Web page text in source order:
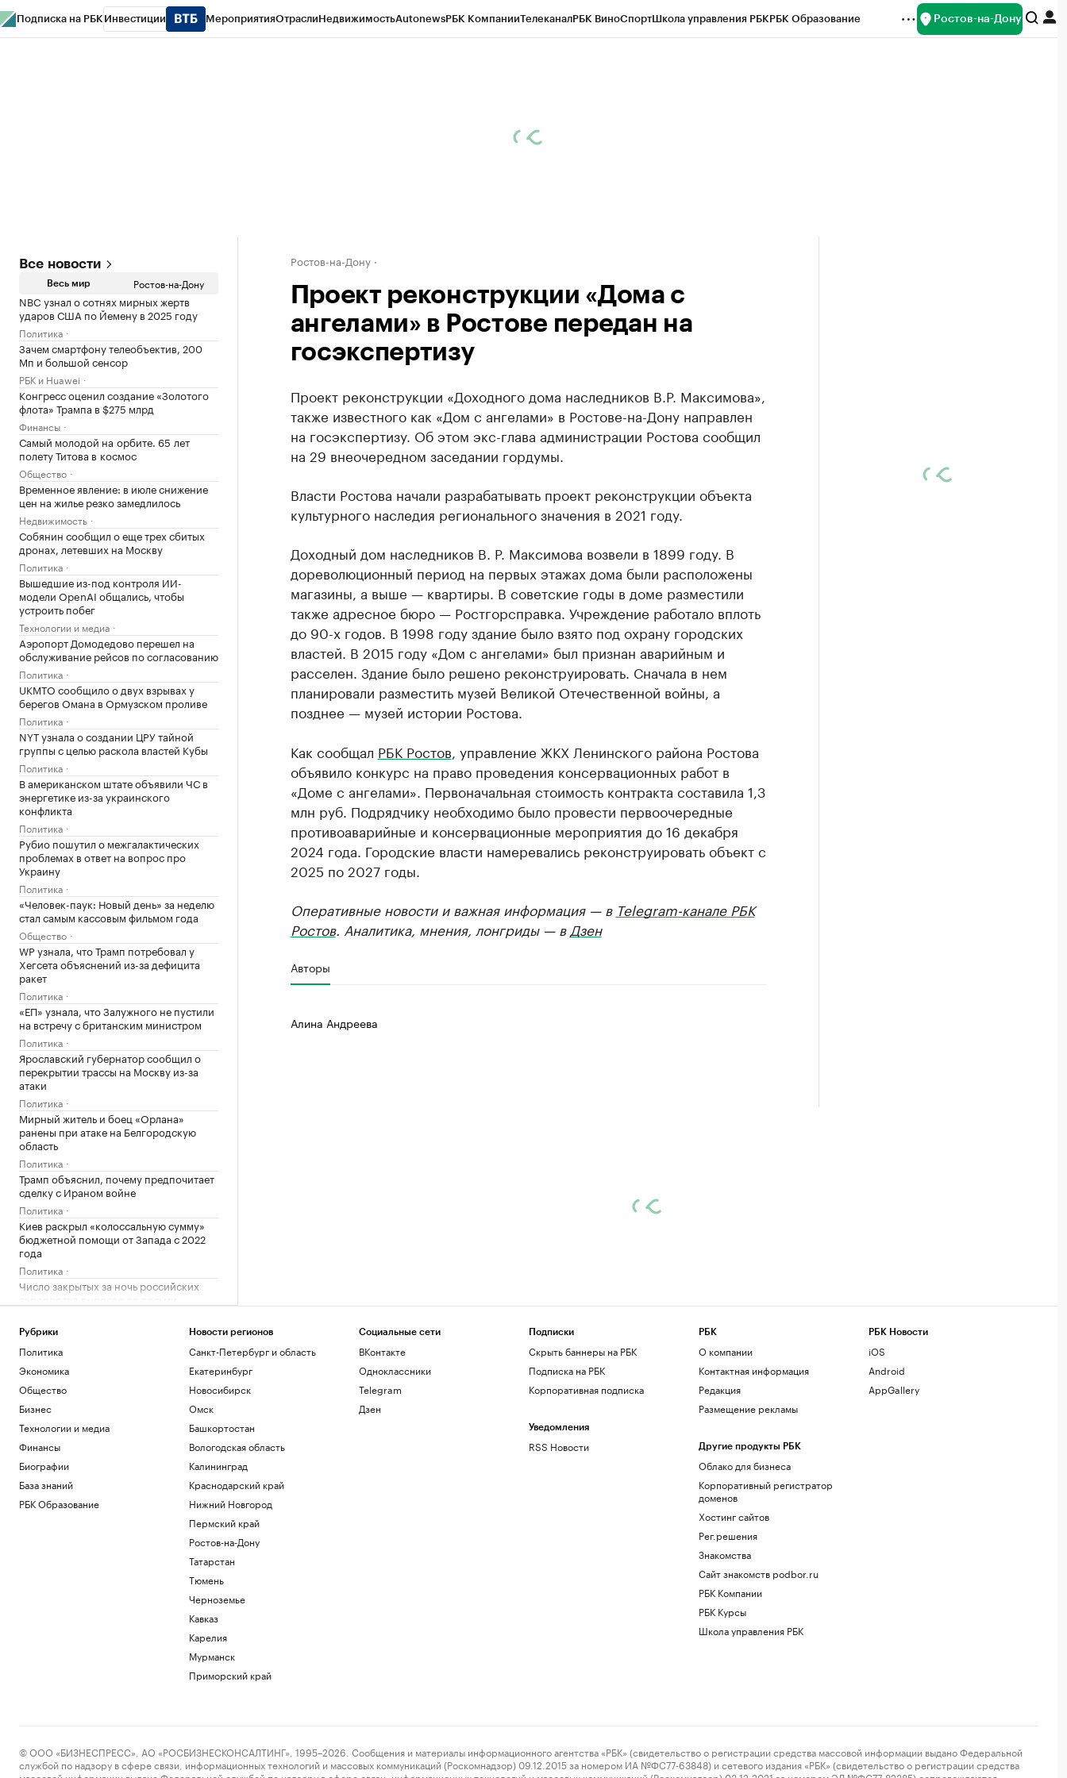
Подписка на РБК Инвестиции МероприятияОтраслиНедвижимостьAutonewsРБК КомпанииТелеканалРБК ВиноСпортШкола управления РБКРБК Образование Ростов-на-Дону
Все новости
Весь мир Ростов-на-Дону
NBC узнал о сотнях мирных жертв
ударов США по Йемену в 2025 году
Политика
Зачем смартфону телеобъектив, 200
Мп и большой сенсор
РБК и Huawei
Конгресс оценил создание «Золотого
флота» Трампа в $275 млрд
Финансы
Самый молодой на орбите. 65 лет
полету Титова в космос
Общество
Временное явление: в июле снижение
цен на жилье резко замедлилось
Недвижимость
Собянин сообщил о еще трех сбитых
дронах, летевших на Москву
Политика
Вышедшие из-под контроля ИИ-
модели OpenAI общались, чтобы
устроить побег
Технологии и медиа
Аэропорт Домодедово перешел на
обслуживание рейсов по согласованию
Политика
UKMTO сообщило о двух взрывах у
берегов Омана в Ормузском проливе
Политика
NYT узнала о создании ЦРУ тайной
группы с целью раскола властей Кубы
Политика
В американском штате объявили ЧС в
энергетике из-за украинского
конфликта
Политика
Рубио пошутил о межгалактических
проблемах в ответ на вопрос про
Украину
Политика
«Человек-паук: Новый день» за неделю
стал самым кассовым фильмом года
Общество
WP узнала, что Трамп потребовал у
Хегсета объяснений из-за дефицита
ракет
Политика
«ЕП» узнала, что Залужного не пустили
на встречу с британским министром
Политика
Ярославский губернатор сообщил о
перекрытии трассы на Москву из-за
атаки
Политика
Мирный житель и боец «Орлана»
ранены при атаке на Белгородскую
область
Политика
Трамп объяснил, почему предпочитает
сделку с Ираном войне
Политика
Киев раскрыл «колоссальную сумму»
бюджетной помощи от Запада с 2022
года
Политика
Число закрытых за ночь российских
Ростов-на-Дону
Проект реконструкции «Дома с
ангелами» в Ростове передан на
госэкспертизу
Проект реконструкции «Доходного дома наследников В.Р. Максимова»,
также известного как «Дом с ангелами» в Ростове-на-Дону направлен
на госэкспертизу. Об этом экс-глава администрации Ростова сообщил
на 29 внеочередном заседании гордумы.
Власти Ростова начали разрабатывать проект реконструкции объекта
культурного наследия регионального значения в 2021 году.
Доходный дом наследников В. Р. Максимова возвели в 1899 году. В
дореволюционный период на первых этажах дома были расположены
магазины, а выше — квартиры. В советские годы в доме разместили
также адресное бюро — Ростгорсправка. Учреждение работало вплоть
до 90-х годов. В 1998 году здание было взято под охрану городских
властей. В 2015 году «Дом с ангелами» был признан аварийным и
расселен. Здание было решено реконструировать. Сначала в нем
планировали разместить музей Великой Отечественной войны, а
позднее — музей истории Ростова.
Как сообщал РБК Ростов , управление ЖКХ Ленинского района Ростова
объявило конкурс на право проведения консервационных работ в
«Доме с ангелами». Первоначальная стоимость контракта составила 1,3
млн руб. Подрядчику необходимо было провести первоочередные
противоаварийные и консервационные мероприятия до 16 декабря
2024 года. Городские власти намеревались реконструировать объект с
2025 по 2027 годы.
Оперативные новости и важная информация — в Telegram-канале РБК
Ростов. Аналитика, мнения, лонгриды — в Дзен
Авторы
Алина Андреева
Рубрики
Политика
Экономика
Общество
Бизнес
Технологии и медиа
Финансы
Биографии
База знаний
РБК Образование
Новости регионов
Санкт-Петербург и область
Екатеринбург
Новосибирск
Омск
Башкортостан
Вологодская область
Калининград
Краснодарский край
Нижний Новгород
Пермский край
Ростов-на-Дону
Татарстан
Тюмень
Черноземье
Кавказ
Карелия
Мурманск
Приморский край
Социальные сети
ВКонтакте
Одноклассники
Telegram
Дзен
Подписки
Скрыть баннеры на РБК
Подписка на РБК
Корпоративная подписка
Уведомления
RSS Новости
РБК
О компании
Контактная информация
Редакция
Размещение рекламы
Другие продукты РБК
Облако для бизнеса
Корпоративный регистратор
доменов
Хостинг сайтов
Рег.решения
Знакомства
Сайт знакомств podbor.ru
РБК Компании
РБК Курсы
Школа управления РБК
РБК Новости
iOS
Android
AppGallery
© ООО «БИЗНЕСПРЕСС», АО «РОСБИЗНЕСКОНСАЛТИНГ», 1995–2026. Сообщения и материалы информационного агентства «РБК» (свидетельство о регистрации средства массовой информации выдано Федеральной
службой по надзору в сфере связи, информационных технологий и массовых коммуникаций (Роскомнадзор) 09.12.2015 за номером ИА №ФС77-63848) и сетевого издания «РБК» (свидетельство о регистрации средства